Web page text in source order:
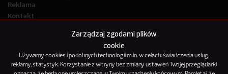
Zarządzaj zgodami plików
cookie
Używamy cookies i podobnych technologii m.in. w celach: świadczenia usług,
reklamy, statystyk. Korzystanie z witryny bez zmiany ustawień Twojej przeglądarki
Reklama
Kontakt